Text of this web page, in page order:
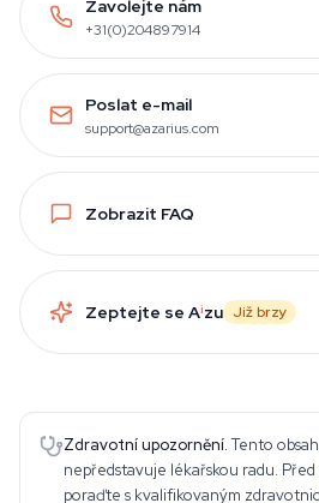
Zavolejte nám
+31(0)204897914
Poslat e-mail
support@azarius.com
Zobrazit FAQ
Zeptejte se Aizu Již brzy
Zdravotní upozornění. Tento
nepředstavuje lékařskou radu.
poraďte s kvalifikovaným